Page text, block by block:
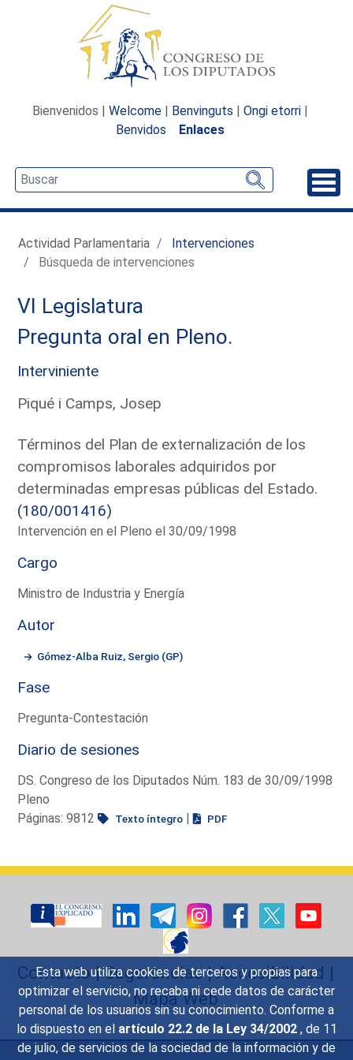
Esta web utiliza cookies de terceros y propias para
optimizar el servicio, no recaba ni cede datos de carácter
personal de los usuarios sin su conocimiento. Conforme a
lo dispuesto en el artículo 22.2 de la Ley 34/2002 , de 11
de julio, de servicios de la sociedad de la información y de
Bienvenidos | Welcome | Benvinguts | Ongi etorri |
Benvidos
Enlaces
Actividad Parlamentaria
Intervenciones
Búsqueda de intervenciones
VI Legislatura
Pregunta oral en Pleno.
Interviniente
Piqué i Camps, Josep
Términos del Plan de externalización de los
compromisos laborales adquiridos por
determinadas empresas públicas del Estado.
(180/001416)
Intervención en el Pleno el 30/09/1998
Cargo
Ministro de Industria y Energía
Autor
Gómez-Alba Ruiz, Sergio (GP)
Fase
Pregunta-Contestación
Diario de sesiones
DS. Congreso de los Diputados Núm. 183 de 30/09/1998
Pleno
Páginas: 9812
Texto íntegro | PDF
Contacto|Sugerencias|Accesibilidad |
Mapa Web